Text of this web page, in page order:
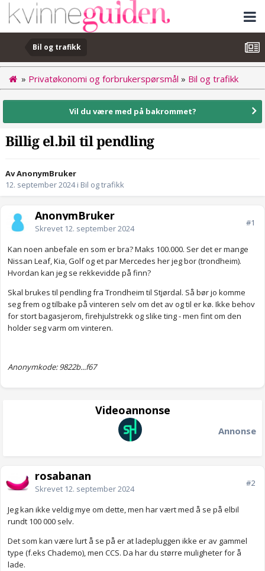
Bil og trafikk
» Privatøkonomi og forbrukerspørsmål » Bil og trafikk
Vil du være med på bakrommet?
Billig el.bil til pendling
Av AnonymBruker
12. september 2024i Bil og trafikk
AnonymBruker
Skrevet 12. september 2024
#1
Kan noen anbefale en som er bra? Maks 100.000. Ser det er mange
Nissan Leaf, Kia, Golf og et par Mercedes her jeg bor (trondheim).
Hvordan kan jeg se rekkevidde på finn?
Skal brukes til pendling fra Trondheim til Stjørdal. Så bør jo komme
seg frem og tilbake på vinteren selv om det av og til er kø. Ikke behov
for stort bagasjerom, firehjulstrekk og slike ting - men fint om den
holder seg varm om vinteren.
Anonymkode: 9822b...f67
Videoannonse
Annonse
rosabanan
Skrevet 12. september 2024
#2
Jeg kan ikke veldig mye om dette, men har vært med å se på elbil
rundt 100 000 selv.
Det som kan være lurt å se på er at ladepluggen ikke er av gammel
type (f.eks Chademo), men CCS. Da har du større muligheter for å
lade.